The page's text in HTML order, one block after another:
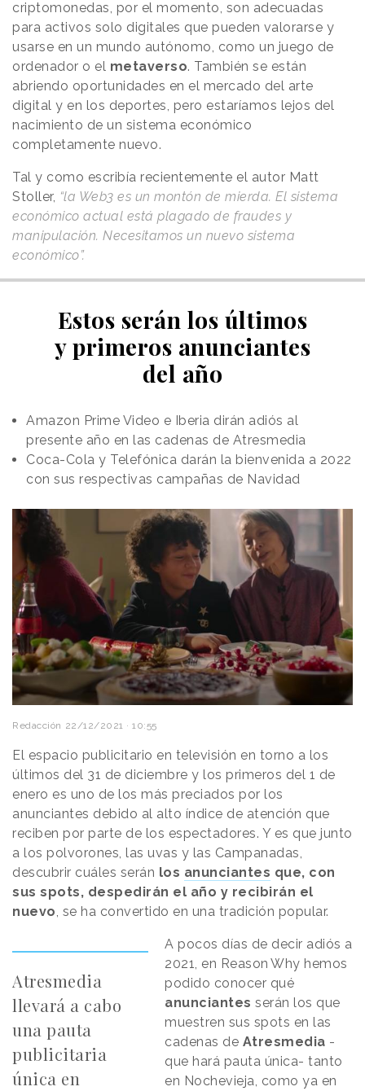
criptomonedas, por el momento, son adecuadas
para activos solo digitales que pueden valorarse y
usarse en un mundo autónomo, como un juego de
ordenador o el metaverso. También se están
abriendo oportunidades en el mercado del arte
digital y en los deportes, pero estaríamos lejos del
nacimiento de un sistema económico
completamente nuevo.
Tal y como escribía recientemente el autor Matt
Stoller, “la Web3 es un montón de mierda. El sistema
económico actual está plagado de fraudes y
manipulación. Necesitamos un nuevo sistema
económico”.
Estos serán los últimos
y primeros anunciantes
del año
Amazon Prime Video e Iberia dirán adiós al
presente año en las cadenas de Atresmedia
Coca-Cola y Telefónica darán la bienvenida a 2022
con sus respectivas campañas de Navidad
Redacción 22/12/2021 · 10:55
El espacio publicitario en televisión en torno a los
últimos del 31 de diciembre y los primeros del 1 de
enero es uno de los más preciados por los
anunciantes debido al alto índice de atención que
reciben por parte de los espectadores. Y es que junto
a los polvorones, las uvas y las Campanadas,
descubrir cuáles serán los anunciantes que, con
sus spots, despedirán el año y recibirán el
nuevo, se ha convertido en una tradición popular.
Atresmedia
llevará a cabo
una pauta
publicitaria
única en
A pocos días de decir adiós a
2021, en Reason .Why hemos
podido conocer qué
anunciantes serán los que
muestren sus spots en las
cadenas de Atresmedia -
que hará pauta única- tanto
en Nochevieja, como ya en